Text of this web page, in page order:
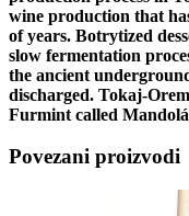
wine production that
of years. Botrytized
slow fermentation
the ancient
discharged. Tokaj-
Furmint called
Povezani proizvodi